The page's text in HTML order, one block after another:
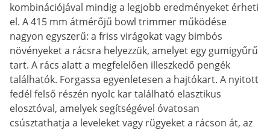
kombinációjával mindig a legjobb eredményeket érheti
el. A 415 mm átmérőjű bowl trimmer működése
nagyon egyszerű: a friss virágokat vagy bimbós
növényeket a rácsra helyezzük, amelyet egy gumigyűrű
tart. A rács alatt a megfelelően illeszkedő pengék
találhatók. Forgassa egyenletesen a hajtókart. A nyitott
fedél felső részén nyolc kar található elasztikus
elosztóval, amelyek segítségével óvatosan
csúsztathatja a leveleket vagy rügyeket a rácson át, az